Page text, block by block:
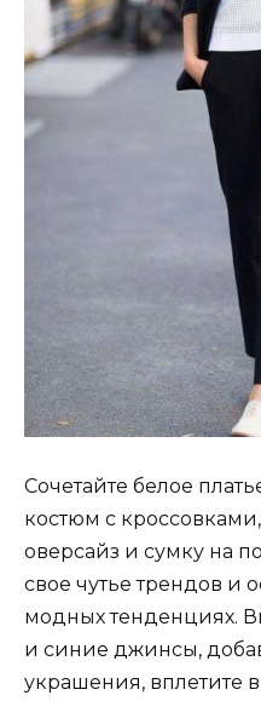
Сочетайте белое
костюм с
оверсайз и сумку на
свое чутье трендов и
модных тенденциях.
и синие джинсы,
украшения, вплетите